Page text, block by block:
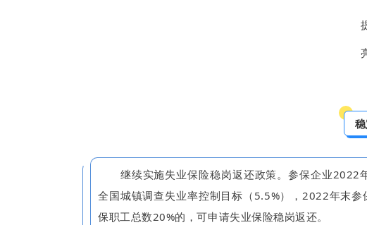
继续实施失业保险稳岗返还政策。参保企业2022
全国城镇调查失业率控制目标（5.5%），2022年末
保职工总数20%的，可申请失业保险稳岗返还。